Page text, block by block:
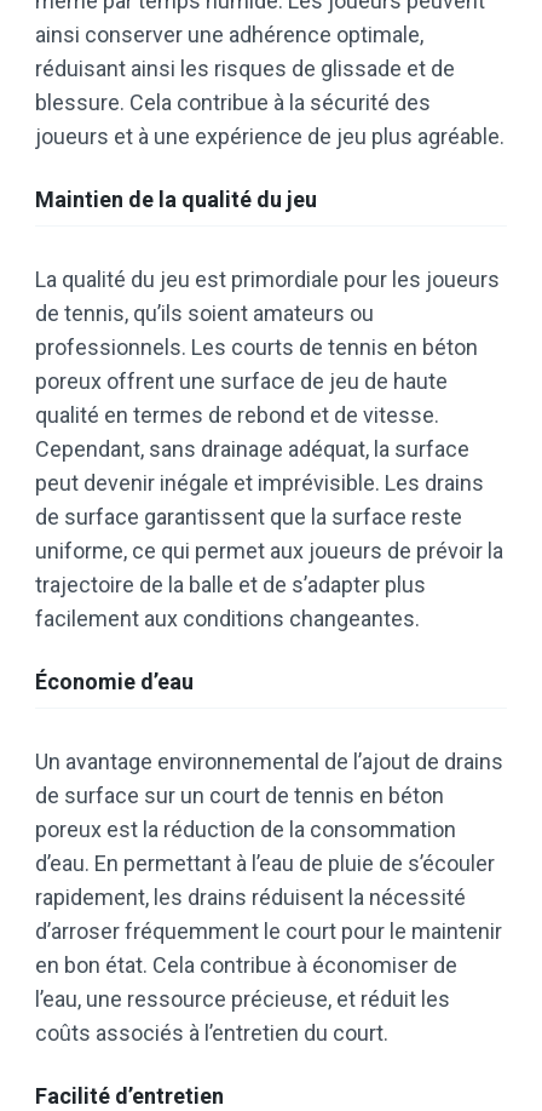
ainsi conserver une adhérence optimale,
réduisant ainsi les risques de glissade et de
blessure. Cela contribue à la sécurité des
joueurs et à une expérience de jeu plus agréable.
Maintien de la qualité du jeu
La qualité du jeu est primordiale pour les joueurs
de tennis, qu’ils soient amateurs ou
professionnels. Les courts de tennis en béton
poreux offrent une surface de jeu de haute
qualité en termes de rebond et de vitesse.
Cependant, sans drainage adéquat, la surface
peut devenir inégale et imprévisible. Les drains
de surface garantissent que la surface reste
uniforme, ce qui permet aux joueurs de prévoir la
trajectoire de la balle et de s’adapter plus
facilement aux conditions changeantes.
Économie d’eau
Un avantage environnemental de l’ajout de drains
de surface sur un court de tennis en béton
poreux est la réduction de la consommation
d’eau. En permettant à l’eau de pluie de s’écouler
rapidement, les drains réduisent la nécessité
d’arroser fréquemment le court pour le maintenir
en bon état. Cela contribue à économiser de
l’eau, une ressource précieuse, et réduit les
coûts associés à l’entretien du court.
Facilité d’entretien